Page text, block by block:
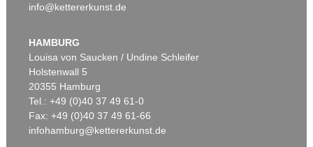
info@kettererkunst.de
HAMBURG
Louisa von Saucken / Undine Schleifer
Holstenwall 5
20355 Hamburg
Tel.: +49 (0)40 37 49 61-0
Fax: +49 (0)40 37 49 61-66
infohamburg@kettererkunst.de